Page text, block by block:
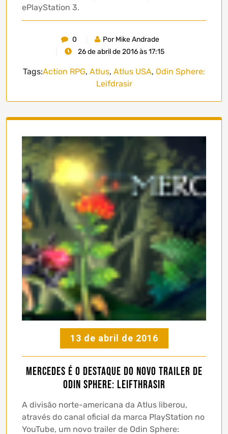
ePlayStation 3.
0
Por Mike Andrade
26 de abril de 2016 às 17:15
Tags:Action RPG, Atlus, Atlus USA, Odin Sphere:
Leifdrasir
13 de abril de 2016
Mercedes é o destaque do novo trailer de
Odin Sphere: Leifthrasir
A divisão norte-americana da Atlus liberou,
através do canal oficial da marca PlayStation no
YouTube, um novo trailer de Odin Sphere: